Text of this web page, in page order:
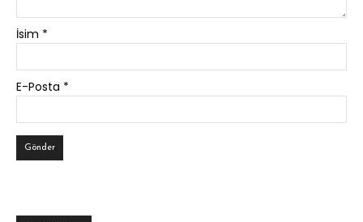
İsim *
E-Posta *